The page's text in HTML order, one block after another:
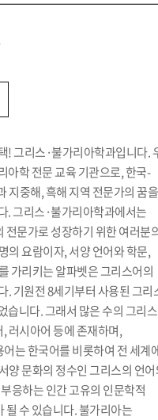
! 그리스·불가리아학과입니다.
아학 전문 교육 기관으로, 한국-
지중해, 흑해 지역 전문가의 꿈을
. 그리스·불가리아학과에서는
전문가로 성장하기 위한 여러분
의 요람이자, 서양 언어와 학문,
가리키는 알파벳은 그리스어의
. 기원전 8세기부터 사용된 그리
습니다. 그래서 많은 수의 그리
러시아어 등에 존재하며,
는 한국어를 비롯하여 전 세계
양 문화의 정수인 그리스의 언
응하는 인간 고유의 인문학적
될 수 있습니다. 불가리아는